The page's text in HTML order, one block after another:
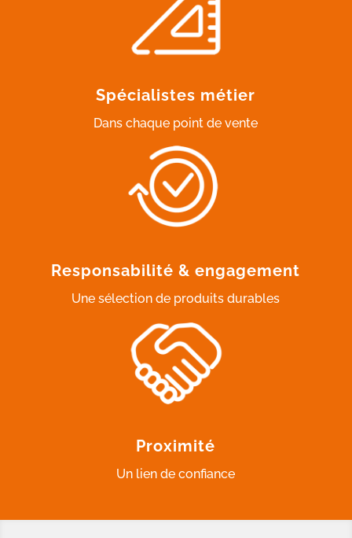
Spécialistes métier
Dans chaque point de vente
Responsabilité & engagement
Une sélection de produits durables
Proximité
Un lien de confiance